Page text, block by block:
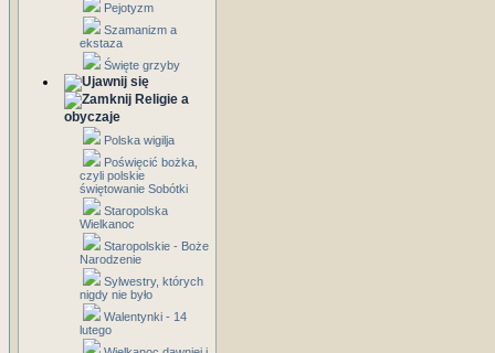
Pejotyzm
Szamanizm a
ekstaza
Święte grzyby
Religie a
obyczaje
Polska wigilja
Poświęcić bożka,
czyli polskie
świętowanie Sobótki
Staropolska
Wielkanoc
Staropolskie - Boże
Narodzenie
Sylwestry, których
nigdy nie było
Walentynki - 14
lutego